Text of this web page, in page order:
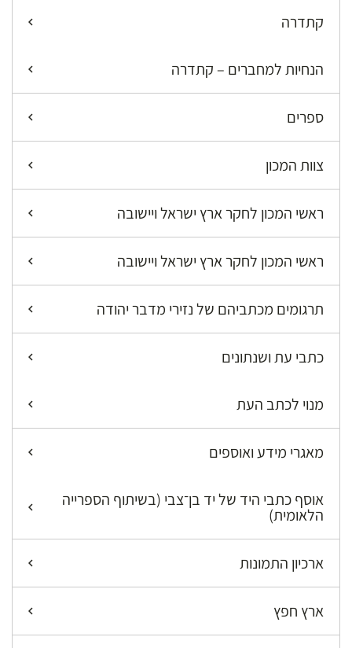
קתדרה
הנחיות למחברים – קתדרה
ספרים
צוות המכון
ראשי המכון לחקר ארץ ישראל ויישובה
ראשי המכון לחקר ארץ ישראל ויישובה
תרגומים מכתביהם של נזירי מדבר יהודה
כתבי עת ושנתונים
מנוי לכתב העת
מאגרי מידע ואוספים
אוסף כתבי היד של יד בן־צבי (בשיתוף הספרייה
הלאומית)
ארכיון התמונות
ארץ חפץ